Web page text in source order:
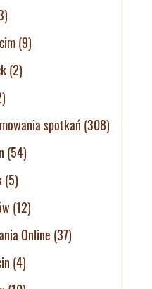
(9)
(2)
spotkań (308)
(54)
(5)
(12)
Online (37)
(4)